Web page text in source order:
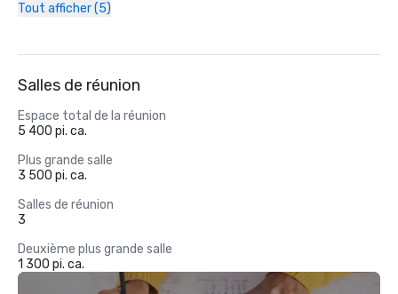
Tout afficher (5)
Salles de réunion
Espace total de la réunion
5 400 pi. ca.
Plus grande salle
3 500 pi. ca.
Salles de réunion
3
Deuxième plus grande salle
1 300 pi. ca.